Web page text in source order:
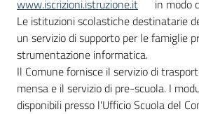
www.iscrizioni.istruzione.it
in modo
Le istituzioni scolastiche destinatarie
un servizio di supporto per le famiglie
strumentazione informatica.
Il Comune fornisce il servizio di
mensa e il servizio di pre-scuola. I
disponibili presso l'Ufficio Scuola del